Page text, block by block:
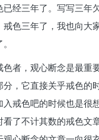
已经三年了。写写三年
色三年了，我也向大
色者，观心断念是最重
，它直接关乎戒色的
入戒色吧的时候也是很
看了不计其数的戒色文